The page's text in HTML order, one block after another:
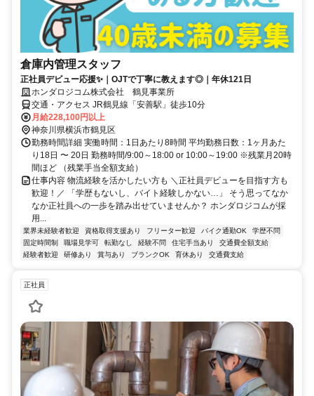
倉庫内管理スタッフ
正社員デビュー応援✨｜OJTで丁寧に教えます◎｜年休121日
ホンダロジコム株式会社 鶴見事業所
交通・アクセス JR鶴見線「安善駅」徒歩10分
月給228,100円以上
神奈川県横浜市鶴見区
勤務時間詳細 実働時間：1日あたり8時間 平均勤務日数：1ヶ月あた
り18日 〜 20日 勤務時間/9:00～18:00 or 10:00～19:00 ※残業月20時
間ほど （残業手当全額支給）
仕事内容 物流経験を活かしたい方も ＼正社員デビューを目指す方も
歓迎！／ 「学歴もないし、バイト経験しかない…」 そう思ってなか
なか正社員への一歩を踏み出せていませんか？ ホンダロジコムが採
用...
業界未経験者歓迎 資格取得支援あり フリーター歓迎 バイク通勤OK
学歴不問
固定時間制
職場見学可 転勤なし 経験不問 住宅手当あり
交通費全額支給
経験者歓迎
研修あり 賞与あり ブランクOK 育休あり 交通費支給
正社員